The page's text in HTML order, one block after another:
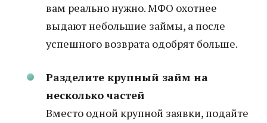
вам реально нужно. МФО охотнее
выдают небольшие займы, а после
успешного возврата одобрят больше.
Разделите крупный займ на
несколько частей
Вместо одной крупной заявки, подайте